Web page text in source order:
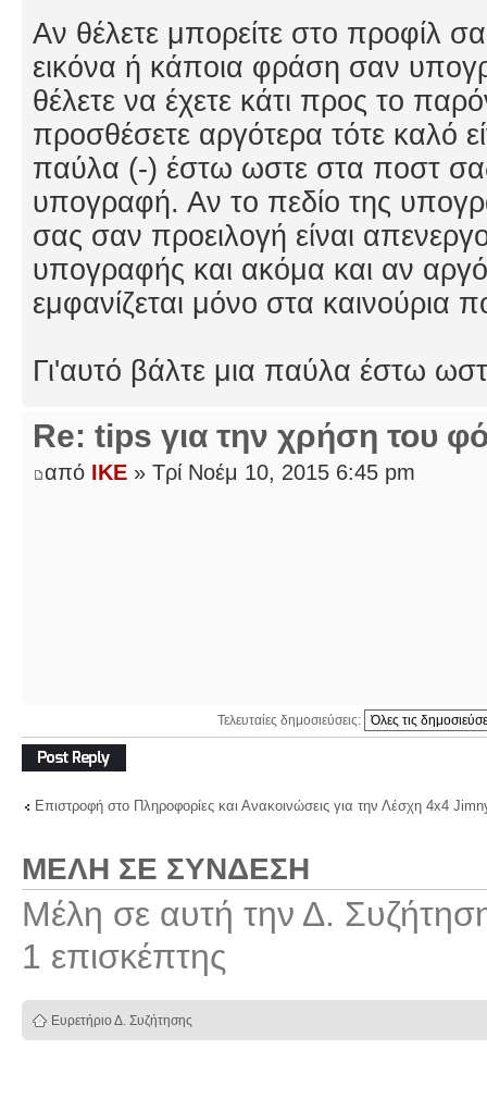
Αν θέλετε μπορείτε στο προφίλ
εικόνα ή κάποια φράση σαν
θέλετε να έχετε κάτι προς το
προσθέσετε αργότερα τότε καλό
παύλα (-) έστω ωστε στα ποστ σας
υπογραφή. Αν το πεδίο της
σας σαν προειλογή είναι
υπογραφής και ακόμα και αν
εμφανίζεται μόνο στα καινούρια
Γι'αυτό βάλτε μια παύλα έστω
Re: tips για την χρήση του
από IKE » Τρί Νοέμ 10, 2015 6:45 pm
Τελευταίες δημοσιεύσεις:
Δημιουργία
απάντησης
Επιστροφή στο Πληροφορίες και Ανακοινώσεις για την Λέσχη 4x4
ΜΈΛΗ ΣΕ ΣΎΝΔΕΣΗ
Μέλη σε αυτή την Δ.
1 επισκέπτης
Ευρετήριο Δ. Συζήτησης